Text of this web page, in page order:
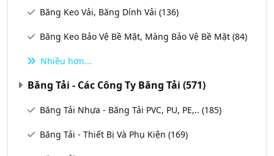
Băng Keo Vải, Băng Dính Vải (136)
Băng Keo Bảo Vệ Bề Mặt, Màng Bảo Vệ Bề Mặt (84)
Nhiều hơn...
Băng Tải - Các Công Ty Băng Tải (571)
Băng Tải Nhựa - Băng Tải PVC, PU, PE,.. (185)
Băng Tải - Thiết Bị Và Phụ Kiện (169)